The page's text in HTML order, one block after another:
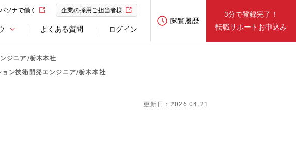
パソナで働く 企業の採用ご担当者様
よくある質問 ログイン
閲覧履歴
3分で登録完了！
転職サポートお申込み
ジニア/栃木本社
ン技術開発エンジニア/栃木本社
更新日：2026.04.21